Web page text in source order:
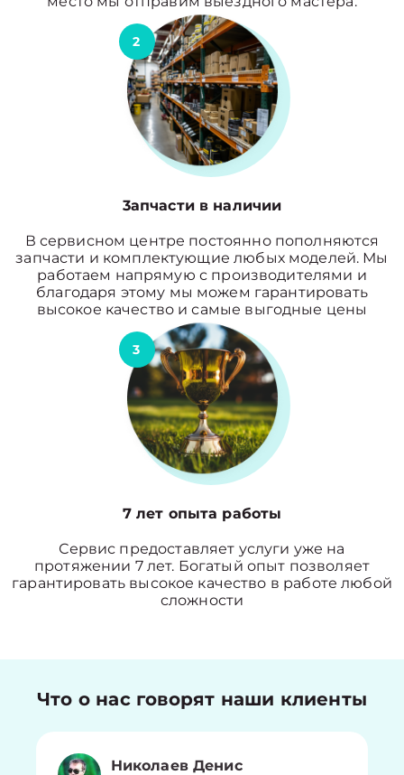
2
3апчасти в наличии
В сервисном центре постоянно пополняются
запчасти и комплектующие любых моделей. Мы
работаем напрямую с производителями и
благодаря этому мы можем гарантировать
высокое качество и самые выгодные цены
3
7 лет опыта работы
Сервис предоставляет услуги уже на
протяжении 7 лет. Богатый опыт позволяет
гарантировать высокое качество в работе любой
сложности
Что о нас говорят наши клиенты
Николаев Денис